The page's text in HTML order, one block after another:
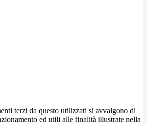
terzi da questo utilizzati si avvalgono di
ed utili alle finalità illustrate nella